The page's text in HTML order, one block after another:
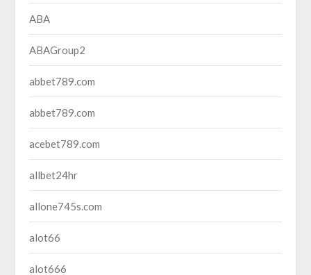
ABA
ABAGroup2
abbet789.com
abbet789.com
acebet789.com
allbet24hr
allone745s.com
alot66
alot666